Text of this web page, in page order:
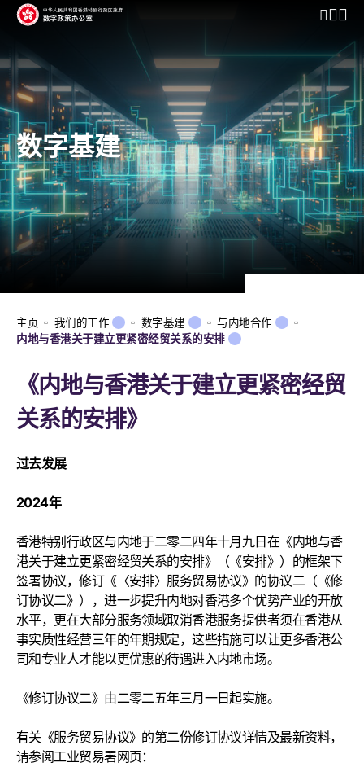
开启行
数字基建
主页 我们的工作 数字基建
与内地合作
内地与香港关于建立更紧密经贸关系的安排
《内地与香港关于建立更紧密经贸
关系的安排》
过去发展
2024年
香港特别行政区与内地于二零二四年十月九日在《内地与香
港关于建立更紧密经贸关系的安排》（《安排》）的框架下
签署协议，修订《〈安排〉服务贸易协议》的协议二（《修
订协议二》），进一步提升内地对香港多个优势产业的开放
水平，更在大部分服务领域取消香港服务提供者须在香港从
事实质性经营三年的年期规定，这些措施可以让更多香港公
司和专业人才能以更优惠的待遇进入内地市场。
《修订协议二》由二零二五年三月一日起实施。
有关《服务贸易协议》的第二份修订协议详情及最新资料，
请参阅工业贸易署网页：